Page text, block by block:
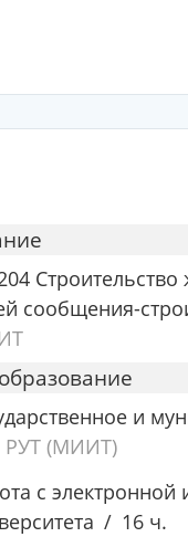
сообщения-
и
(МИИТ)
с
16 ч.